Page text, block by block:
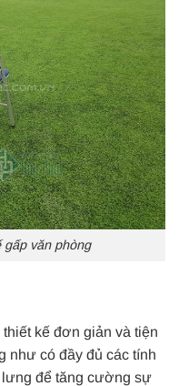
văn phòng
kế đơn giản và tiện
như có đầy đủ các tính
để tăng cường sự